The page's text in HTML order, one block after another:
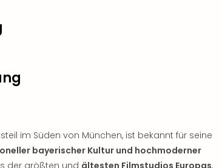
im Süden von München, ist bekannt für seine
bayerischer Kultur und hochmoderner
der größten und ältesten Filmstudios Europas,